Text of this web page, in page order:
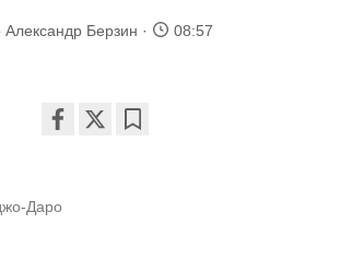
Александр Берзин 08:57
Даро